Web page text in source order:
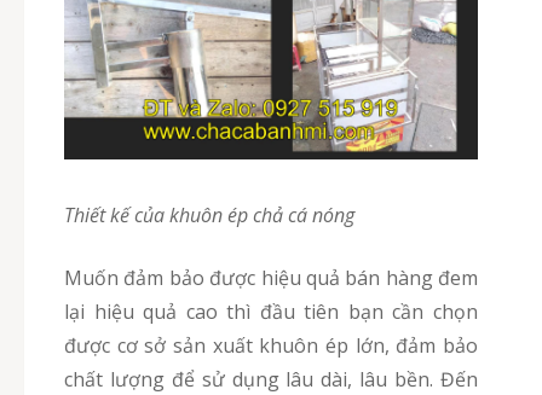
Thiết kế của khuôn ép chả cá nóng
Muốn đảm bảo được hiệu quả bán hàng đem
lại hiệu quả cao thì đầu tiên bạn cần chọn
được cơ sở sản xuất khuôn ép lớn, đảm bảo
chất lượng để sử dụng lâu dài, lâu bền. Đến